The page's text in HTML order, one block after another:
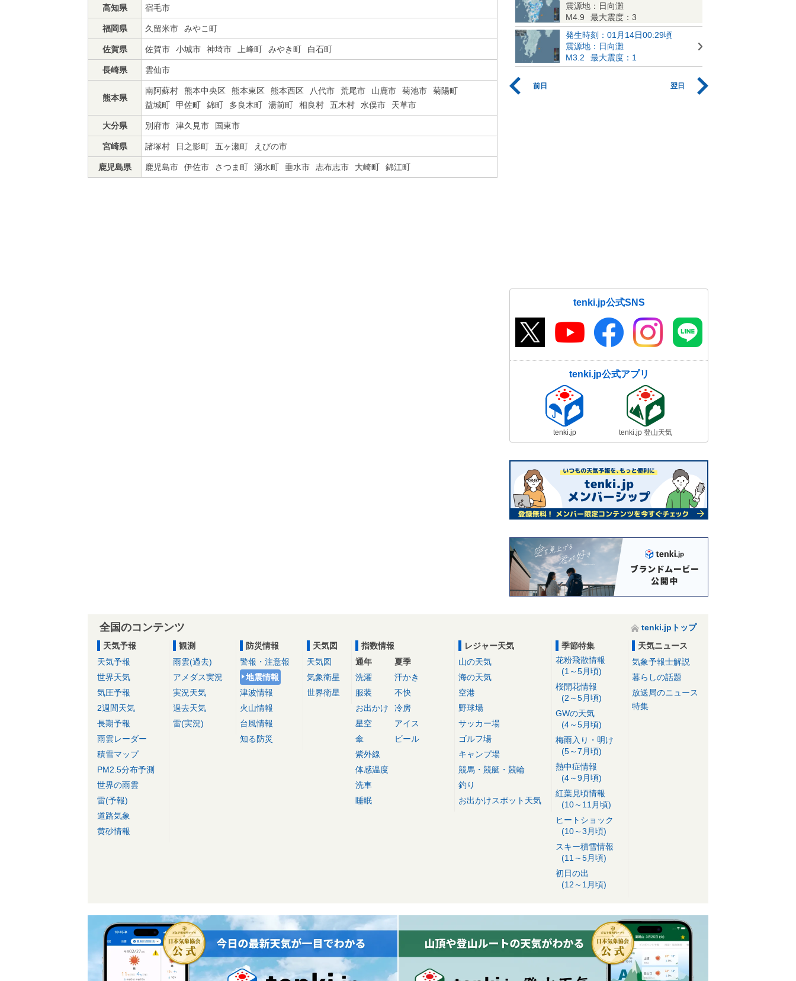
高知県 宿毛市
福岡県 久留米市 みやこ町
佐賀県 佐賀市 小城市 神埼市 上峰町 みやき町 白石町
長崎県 雲仙市
熊本県
南阿蘇村 熊本中央区 熊本東区 熊本西区 八代市 荒尾市 山鹿市 菊池市
菊陽町
益城町
甲佐町 錦町 多良木町 湯前町 相良村 五木村 水俣市 天草市
大分県 別府市 津久見市 国東市
宮崎県 諸塚村 日之影町 五ヶ瀬町 えびの市
鹿児島県 鹿児島市 伊佐市 さつま町 湧水町 垂水市 志布志市 大崎町 錦江町
震源地：日向灘
M4.9
最大震度：3
発生時刻：01月14日00:29頃
震源地：日向灘
M3.2
最大震度：1
前日 翌日
tenki.jp公式SNS
tenki.jp公式アプリ
tenki.jp tenki.jp 登山天気
全国のコンテンツ
tenki.jpトップ
天気予報
天気予報
世界天気
気圧予報
2週間天気
長期予報
雨雲レーダー
積雪マップ
PM2.5分布予測
世界の雨雲
雷(予報)
道路気象
黄砂情報
観測
雨雲(過去)
アメダス実況
実況天気
過去天気
雷(実況)
防災情報
警報・注意報
地震情報
津波情報
火山情報
台風情報
知る防災
天気図
天気図
気象衛星
世界衛星
指数情報
通年
洗濯
服装
お出かけ
星空
傘
紫外線
体感温度
洗車
睡眠
夏季
汗かき
不快
冷房
アイス
ビール
レジャー天気
山の天気
海の天気
空港
野球場
サッカー場
ゴルフ場
キャンプ場
競馬・競艇・競輪
釣り
お出かけスポット天気
季節特集
花粉飛散情報
(1～5月頃)
桜開花情報
(2～5月頃)
GWの天気
(4～5月頃)
梅雨入り・明け
(5～7月頃)
熱中症情報
(4～9月頃)
紅葉見頃情報
(10～11月頃)
ヒートショック
(10～3月頃)
スキー積雪情報
(11～5月頃)
初日の出
(12～1月頃)
天気ニュース
気象予報士解説
暮らしの話題
放送局のニュース
特集